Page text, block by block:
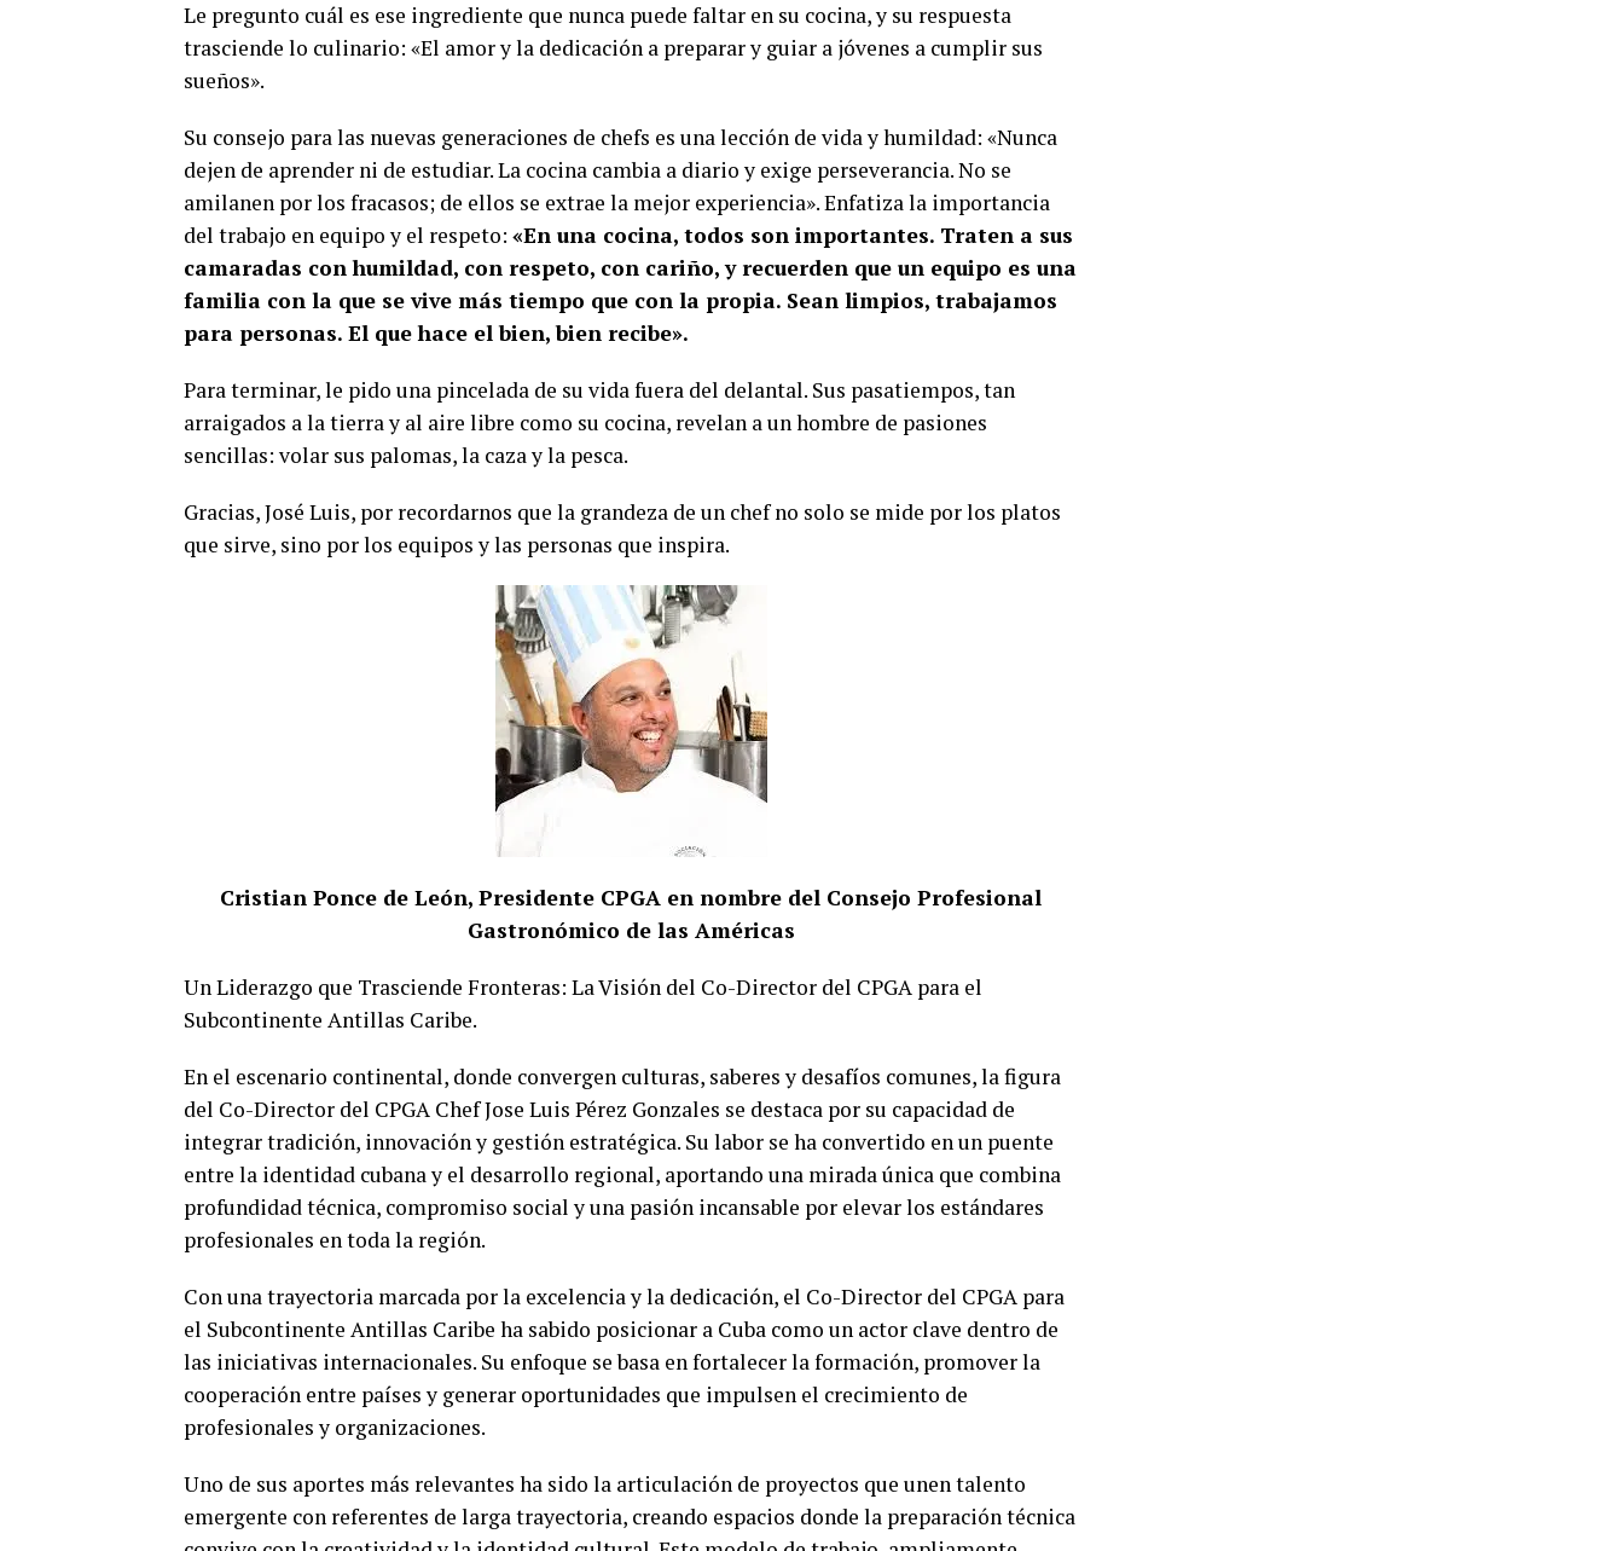
Le pregunto cuál es ese ingrediente que nunca puede faltar en su cocina, y su respuesta
trasciende lo culinario: «El amor y la dedicación a preparar y guiar a jóvenes a cumplir sus
sueños».
Su consejo para las nuevas generaciones de chefs es una lección de vida y humildad: «Nunca
dejen de aprender ni de estudiar. La cocina cambia a diario y exige perseverancia. No se
amilanen por los fracasos; de ellos se extrae la mejor experiencia». Enfatiza la importancia
del trabajo en equipo y el respeto: «En una cocina, todos son importantes. Traten a sus
camaradas con humildad, con respeto, con cariño, y recuerden que un equipo es una
familia con la que se vive más tiempo que con la propia. Sean limpios, trabajamos
para personas. El que hace el bien, bien recibe».
Para terminar, le pido una pincelada de su vida fuera del delantal. Sus pasatiempos, tan
arraigados a la tierra y al aire libre como su cocina, revelan a un hombre de pasiones
sencillas: volar sus palomas, la caza y la pesca.
Gracias, José Luis, por recordarnos que la grandeza de un chef no solo se mide por los platos
que sirve, sino por los equipos y las personas que inspira.
Cristian Ponce de León, Presidente CPGA en nombre del Consejo Profesional
Gastronómico de las Américas
Un Liderazgo que Trasciende Fronteras: La Visión del Co-Director del CPGA para el
Subcontinente Antillas Caribe.
En el escenario continental, donde convergen culturas, saberes y desafíos comunes, la figura
del Co-Director del CPGA Chef Jose Luis Pérez Gonzales se destaca por su capacidad de
integrar tradición, innovación y gestión estratégica. Su labor se ha convertido en un puente
entre la identidad cubana y el desarrollo regional, aportando una mirada única que combina
profundidad técnica, compromiso social y una pasión incansable por elevar los estándares
profesionales en toda la región.
Con una trayectoria marcada por la excelencia y la dedicación, el Co-Director del CPGA para
el Subcontinente Antillas Caribe ha sabido posicionar a Cuba como un actor clave dentro de
las iniciativas internacionales. Su enfoque se basa en fortalecer la formación, promover la
cooperación entre países y generar oportunidades que impulsen el crecimiento de
profesionales y organizaciones.
Uno de sus aportes más relevantes ha sido la articulación de proyectos que unen talento
emergente con referentes de larga trayectoria, creando espacios donde la preparación técnica